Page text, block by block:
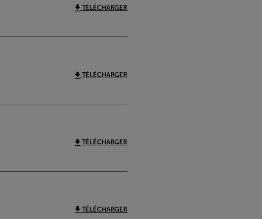
TÉLÉCHARGER
TÉLÉCHARGER
TÉLÉCHARGER
TÉLÉCHARGER